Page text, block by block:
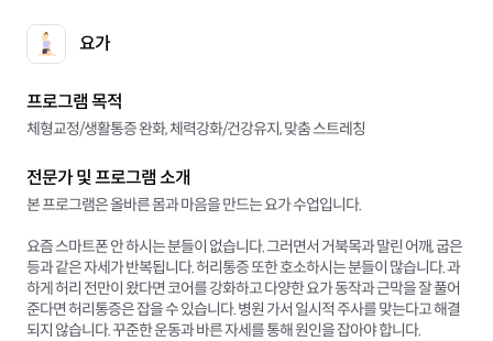
요가
프로그램 목적
체형교정/생활통증 완화, 체력강화/건강유지, 맞춤 스트레칭
전문가 및 프로그램 소개
본 프로그램은 올바른 몸과 마음을 만드는 요가 수업입니다.
요즘 스마트폰 안 하시는 분들이 없습니다. 그러면서 거북목과 말린 어깨, 굽은
등과 같은 자세가 반복됩니다. 허리통증 또한 호소하시는 분들이 많습니다. 과
하게 허리 전만이 왔다면 코어를 강화하고 다양한 요가 동작과 근막을 잘 풀어
준다면 허리통증은 잡을 수 있습니다. 병원 가서 일시적 주사를 맞는다고 해결
되지 않습니다. 꾸준한 운동과 바른 자세를 통해 원인을 잡아야 합니다.